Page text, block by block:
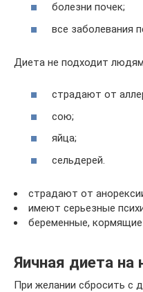
болезни почек;
все заболевания
Диета не подходит
страдают от
сою;
яйца;
сельдерей.
страдают от
имеют серьезные
беременные,
Яичная диета на
При желании сбросить с